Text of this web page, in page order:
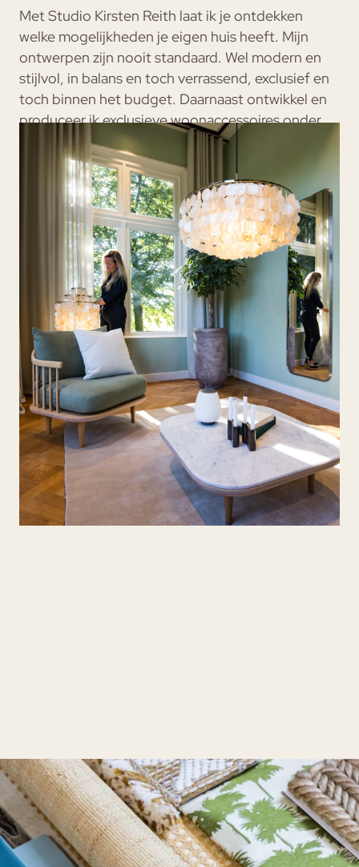
Met Studio Kirsten Reith laat ik je ontdekken
welke mogelijkheden je eigen huis heeft. Mijn
ontwerpen zijn nooit standaard. Wel modern en
stijlvol, in balans en toch verrassend, exclusief en
toch binnen het budget. Daarnaast ontwikkel en
produceer ik exclusieve woonaccessoires onder
de naam Kirsten®. Prachtige, handgemaakte
objecten die jouw interieur een unieke uitstraling
Mijn carrière startte ik in de Randstad als interior &
product designer bij bekende interieurdesigners
en architecten. In 2020 keerde ik terug naar Oost-
Nederland en zette mijn eigen interieurstudio op.
Mijn specialisme is het tot in detail ontwerpen van
exclusieve interieurs, keukens, luxe badkamers en
ander maatwerk.
Aan de Jan des Bouvrie Academie volgde ik de
hbo-opleiding Interior Design en Styling. Bij
Academie Artemis in Amsterdam specialiseerde ik
me in de integratie van interieurontwerp en
interieurstyling. Een combinatie die zorgt voor
een huis met een thuisgevoel.